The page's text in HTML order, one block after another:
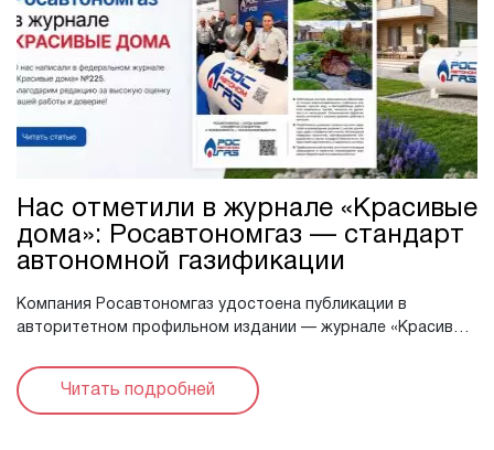
Нас отметили в журнале «Красивые
дома»: Росавтономгаз — стандарт
автономной газификации
Компания Росавтономгаз удостоена публикации в
авторитетном профильном издании — журнале «Красивые
автономной газификации загородных ...
Читать подробней